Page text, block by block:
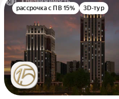
рассрочка с ПВ 15% 3D-тур